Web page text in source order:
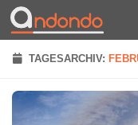
Zum Inhalt springen
TAGESARCHIV: